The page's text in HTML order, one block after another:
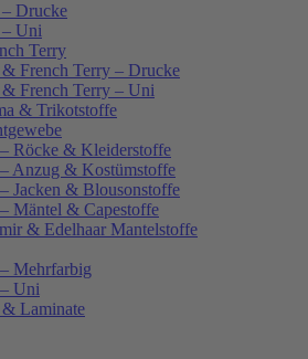
– Drucke
– Uni
Terry
& French Terry – Drucke
& French Terry – Uni
& Trikotstoffe
Röcke & Kleiderstoffe
Anzug & Kostümstoffe
Jacken & Blousonstoffe
Mäntel & Capestoffe
& Edelhaar Mantelstoffe
Mehrfarbig
Uni
Laminate